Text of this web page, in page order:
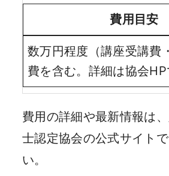
費用目安
数万円程度（講座受講費
費を含む。詳細は協会HP
費用の詳細や最新情報は
士認定協会の公式サイト
い。